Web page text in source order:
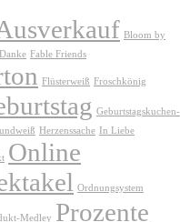
Bloom by
Danke Fable Friends
Flüsterweiß Froschkönig
Geburtstagskuchen-
Herzenssache In Liebe
Online
Ordnungsystem
Medley Prozente